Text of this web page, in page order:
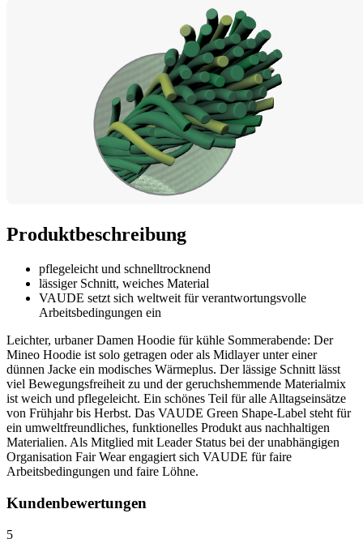
Produktbeschreibung
pflegeleicht und schnelltrocknend
lässiger Schnitt, weiches Material
VAUDE setzt sich weltweit für verantwortungsvolle
Arbeitsbedingungen ein
Leichter, urbaner Damen Hoodie für kühle Sommerabende: Der
Mineo Hoodie ist solo getragen oder als Midlayer unter einer
dünnen Jacke ein modisches Wärmeplus. Der lässige Schnitt lässt
viel Bewegungsfreiheit zu und der geruchshemmende Materialmix
ist weich und pflegeleicht. Ein schönes Teil für alle Alltagseinsätze
von Frühjahr bis Herbst. Das VAUDE Green Shape-Label steht für
ein umweltfreundliches, funktionelles Produkt aus nachhaltigen
Materialien. Als Mitglied mit Leader Status bei der unabhängigen
Organisation Fair Wear engagiert sich VAUDE für faire
Arbeitsbedingungen und faire Löhne.
Kundenbewertungen
5